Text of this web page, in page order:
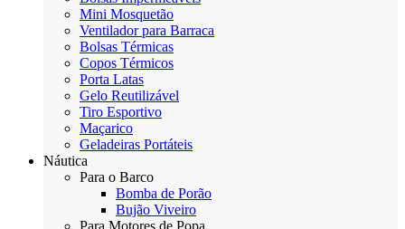
Mini Mosquetão
Ventilador para Barraca
Bolsas Térmicas
Copos Térmicos
Porta Latas
Gelo Reutilizável
Tiro Esportivo
Maçarico
Geladeiras Portáteis
Náutica
Para o Barco
Bomba de Porão
Bujão Viveiro
Para Motores de Popa